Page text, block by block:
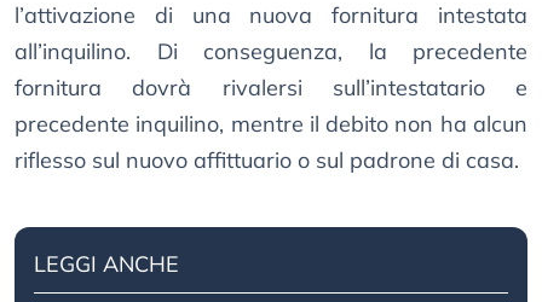
l’attivazione di una nuova fornitura intestata
all’inquilino. Di conseguenza, la precedente
fornitura dovrà rivalersi sull’intestatario e
precedente inquilino, mentre il debito non ha alcun
riflesso sul nuovo affittuario o sul padrone di casa.
LEGGI ANCHE